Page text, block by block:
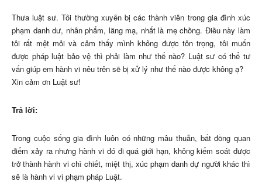
Thưa luật sư. Tôi thường xuyên bị các thành viên trong gia đình xúc
phạm danh dư, nhân phẩm, lăng mạ, nhất là mẹ chồng. Điều này làm
tôi rất mệt mỏi và cảm thấy mình không được tôn trọng, tôi muốn
được pháp luật bảo vệ thì phải làm như thế nào? Luật sư có thể tư
vấn giúp em hành vi nêu trên sẽ bị xử lý như thế nào được không ạ?
Xin cảm ơn Luật sư!
Trả lời:
Trong cuộc sống gia đình luôn có những mâu thuẫn, bất đồng quan
điểm xảy ra nhưng hành vi đó đi quá giới hạn, không kiểm soát được
trở thành hành vi chì chiết, miệt thị, xúc phạm danh dự người khác thì
sẽ là hành vi vi phạm pháp Luật.